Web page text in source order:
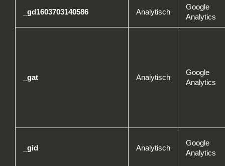
_gd1603703140586 Analytisch
Google
Analytics
_gat Analytisch
Google
Analytics
_gid Analytisch
Google
Analytics